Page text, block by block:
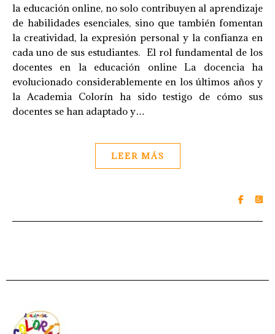
la educación online, no solo contribuyen al aprendizaje
de habilidades esenciales, sino que también fomentan
la creatividad, la expresión personal y la confianza en
cada uno de sus estudiantes. El rol fundamental de los
docentes en la educación online La docencia ha
evolucionado considerablemente en los últimos años y
la Academia Colorín ha sido testigo de cómo sus
docentes se han adaptado y…
LEER MÁS